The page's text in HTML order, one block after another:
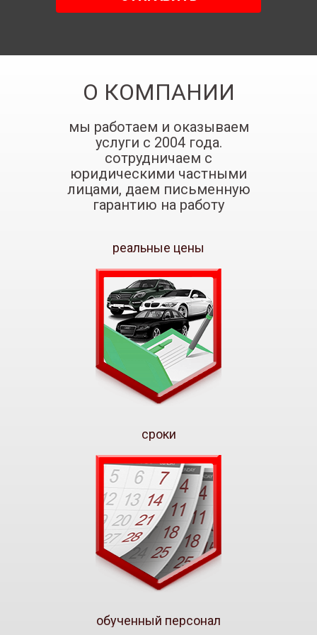
8 (985) 138-00-82
Ольховая
8 (985) 138-00-82
Подробнее...
Первомайская
8 (985) 138-00-82
8 (985) 138-00-82
Подробнее...
Алексеевская
8 (985) 138-00-82
Подробнее...
Трикотажная
8 (985) 138-00-82
Нижегородская
8 (985) 138-00-82
Подробнее...
Новопередел.
8 (985) 138-00-82
Подробнее...
Рязанский пр-т
8 (985) 138-00-82
Подробнее...
Достоевская
О КОМПАНИИ
мы работаем и оказываем
услуги с 2004 года.
сотрудничаем с
юридическими частными
лицами, даем письменную
гарантию на работу
реальные цены
сроки
обученный персонал